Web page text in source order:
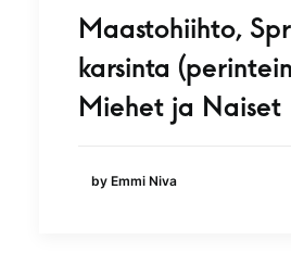
Maastohiihto,
karsinta
Miehet ja Naiset
by Emmi Niva